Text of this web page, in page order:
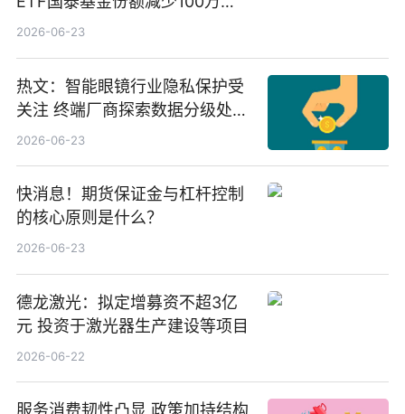
份，重仓股紫金矿业、洛阳钼
2026-06-23
热文：智能眼镜行业隐私保护受
关注 终端厂商探索数据分级处理
等方案
2026-06-23
快消息！期货保证金与杠杆控制
的核心原则是什么？
2026-06-23
德龙激光：拟定增募资不超3亿
元 投资于激光器生产建设等项目
2026-06-22
服务消费韧性凸显 政策加持结构